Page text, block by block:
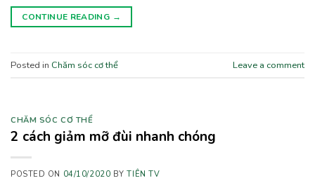
CONTINUE READING →
Posted in Chăm sóc cơ thể Leave a comment
CHĂM SÓC CƠ THỂ
2 cách giảm mỡ đùi nhanh chóng
POSTED ON 04/10/2020 BYTIÊN TV